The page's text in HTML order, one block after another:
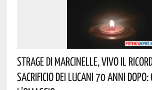
Strage Di Marcinelle, Vivo Il
Sacrificio Dei Lucani 70 Anni Dopo: